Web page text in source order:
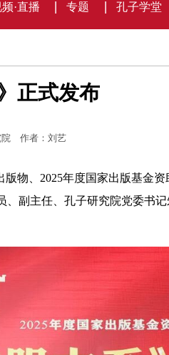
·直播 专题 孔子学堂
正式发布
作者：刘艺
物、2025年度国家出版基金
、副主任、孔子研究院党委书